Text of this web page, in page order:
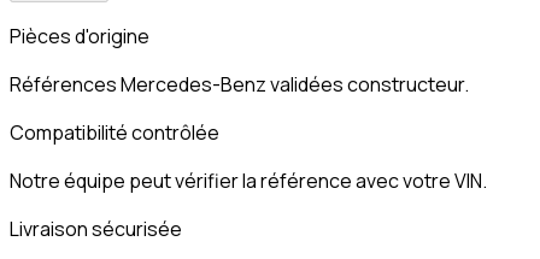
Pièces d'origine
Références Mercedes-Benz validées constructeur.
Compatibilité contrôlée
Notre équipe peut vérifier la référence avec votre VIN.
Livraison sécurisée